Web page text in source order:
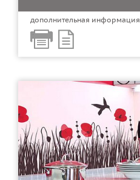
дополнительная информация